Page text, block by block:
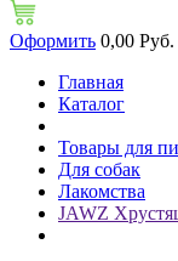
Оформить 0,00 Руб.
Главная
Каталог
Товары для
Для собак
Лакомства
JAWZ